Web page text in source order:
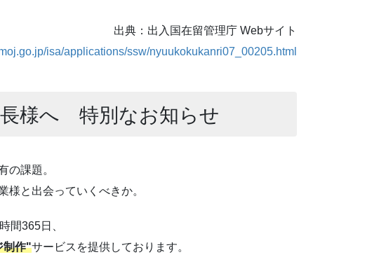
出典：出入国在留管理庁 Webサイト
isa/applications/ssw/nyuukokukanri07_00205.html
様へ 特別なお知らせ
の課題。
様と出会っていくべきか。
間365日、
制作"サービスを提供しております。